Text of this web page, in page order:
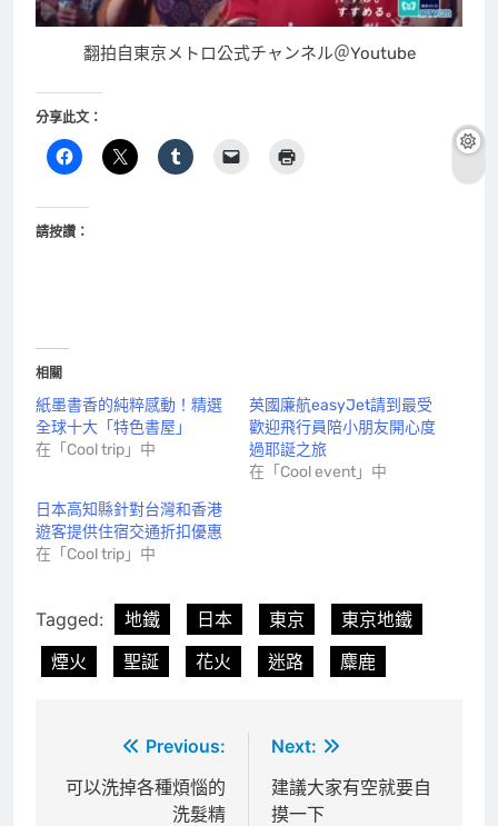
翻拍自東京メトロ公式チャンネル＠Youtube
分享此文：
請按讚：
相關
紙墨書香的純粹感動！精選
全球十大「特色書屋」
在「Cool trip」中
英國廉航easyJet請到最受
歡迎飛行員陪小朋友開心度
過耶誕之旅
在「Cool event」中
日本高知縣針對台灣和香港
遊客提供住宿交通折扣優惠
在「Cool trip」中
Tagged: 地鐵 日本 東京
東京地鐵
煙火
聖誕 花火 迷路 麋鹿
章
Previous:
可以洗掉各種煩惱的
洗髮精
Next:
建議大家有空就要自
摸一下